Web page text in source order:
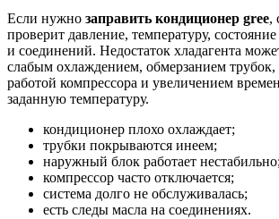
Если нужно заправить кондиционер gree,
проверит давление, температуру,
и соединений. Недостаток хладагента
слабым охлаждением, обмерзанием трубок,
работой компрессора и увеличением
заданную температуру.
кондиционер плохо охлаждает;
трубки покрываются инеем;
наружный блок работает нестабильно;
компрессор часто отключается;
система долго не обслуживалась;
есть следы масла на соединениях.